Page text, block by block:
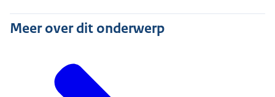
Meer over dit onderwerp